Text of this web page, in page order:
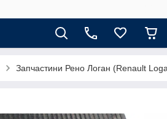
Запчастини Рено Логан (Renault